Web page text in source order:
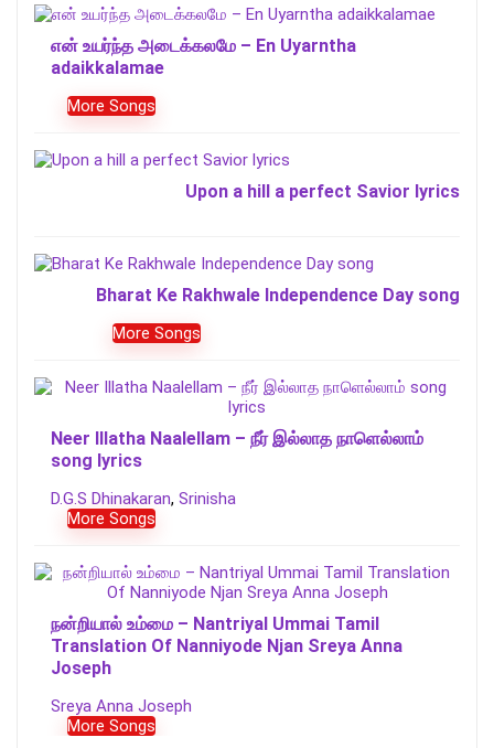
என் உயர்ந்த அடைக்கலமே – En Uyarntha
adaikkalamae
More Songs
Upon a hill a perfect Savior lyrics
Bharat Ke Rakhwale Independence Day song
More Songs
Neer Illatha Naalellam – நீர் இல்லாத நாளெல்லாம்
song lyrics
D.G.S Dhinakaran, Srinisha
More Songs
நன்றியால் உம்மை – Nantriyal Ummai Tamil
Translation Of Nanniyode Njan Sreya Anna
Joseph
Sreya Anna Joseph
More Songs